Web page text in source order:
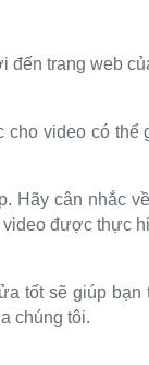
trang web
video có thể
Hãy cân nhắc
được thực
tốt sẽ giúp
chúng tôi.